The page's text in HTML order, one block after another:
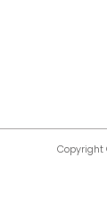
Copyright